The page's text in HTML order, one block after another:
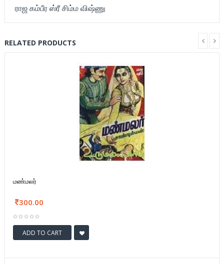
ராஜ கம்பீர ஸ்ரீ சிம்ம விஷ்ணு
RELATED PRODUCTS
மண்மலர்
300.00
ADD TO CART